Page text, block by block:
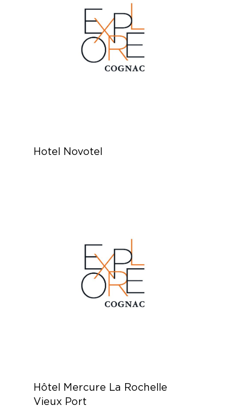
Hotel Novotel
Hôtel Mercure La Rochelle
Vieux Port